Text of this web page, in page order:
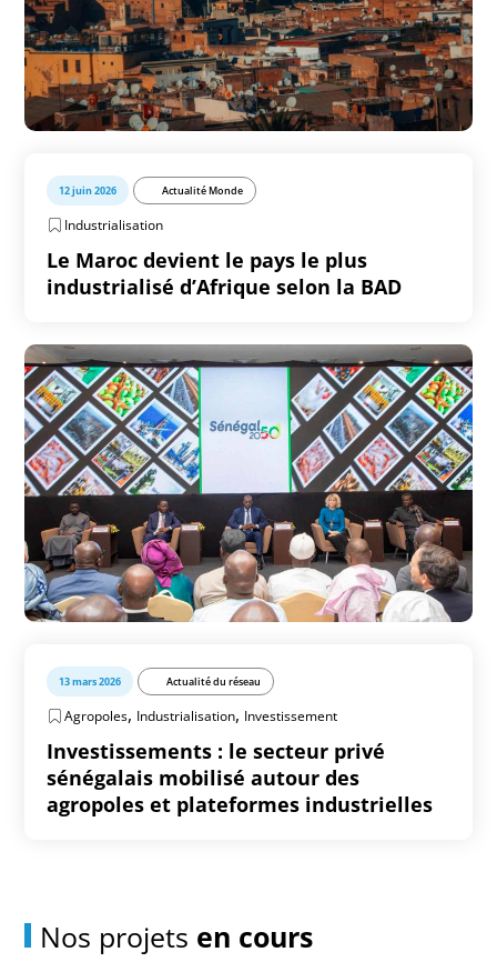
12 juin 2026 Actualité Monde
Industrialisation
Le Maroc devient le pays le plus
industrialisé d’Afrique selon la BAD
13 mars 2026 Actualité du réseau
Agropoles, Industrialisation, Investissement
Investissements : le secteur privé
sénégalais mobilisé autour des
agropoles et plateformes industrielles
Nos projets en cours